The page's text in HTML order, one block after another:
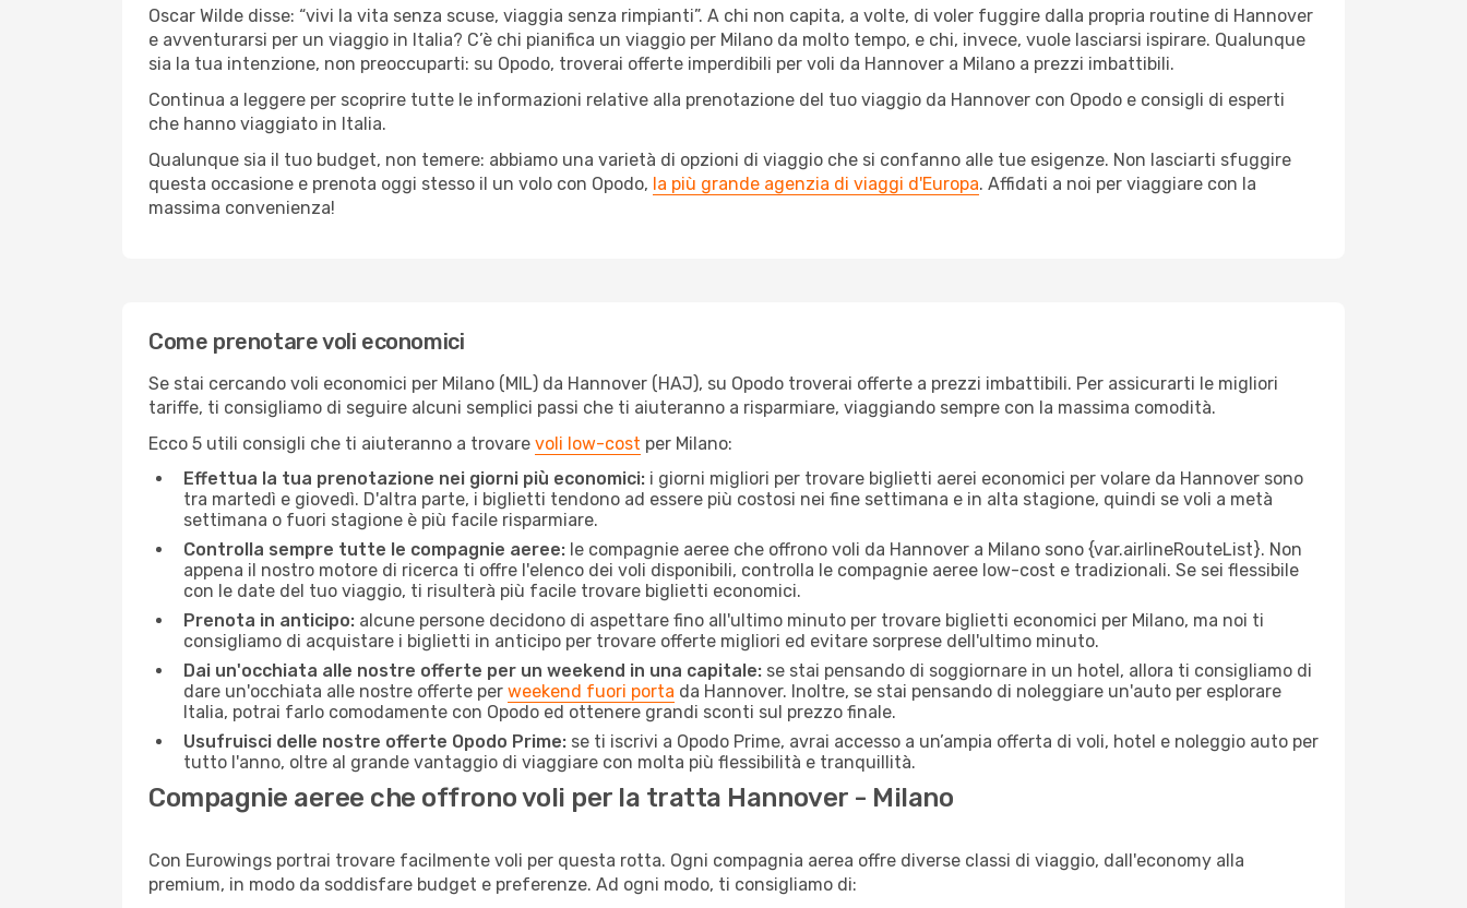
Oscar Wilde disse: “vivi la vita senza scuse, viaggia senza rimpianti”. A chi non capita, a volte, di voler fuggire dalla propria routine di Hannover
e avventurarsi per un viaggio in Italia? C’è chi pianifica un viaggio per Milano da molto tempo, e chi, invece, vuole lasciarsi ispirare. Qualunque
sia la tua intenzione, non preoccuparti: su Opodo, troverai offerte imperdibili per voli da Hannover a Milano a prezzi imbattibili.
Continua a leggere per scoprire tutte le informazioni relative alla prenotazione del tuo viaggio da Hannover con Opodo e consigli di esperti
che hanno viaggiato in Italia.
Qualunque sia il tuo budget, non temere: abbiamo una varietà di opzioni di viaggio che si confanno alle tue esigenze. Non lasciarti sfuggire
questa occasione e prenota oggi stesso il un volo con Opodo, la più grande agenzia di viaggi d'Europa. Affidati a noi per viaggiare con la
massima convenienza!
Come prenotare voli economici
Se stai cercando voli economici per Milano (MIL) da Hannover (HAJ), su Opodo troverai offerte a prezzi imbattibili. Per assicurarti le migliori
tariffe, ti consigliamo di seguire alcuni semplici passi che ti aiuteranno a risparmiare, viaggiando sempre con la massima comodità.
Ecco 5 utili consigli che ti aiuteranno a trovare voli low-cost per Milano:
Effettua la tua prenotazione nei giorni più economici: i giorni migliori per trovare biglietti aerei economici per volare da Hannover sono
tra martedì e giovedì. D'altra parte, i biglietti tendono ad essere più costosi nei fine settimana e in alta stagione, quindi se voli a metà
settimana o fuori stagione è più facile risparmiare.
Controlla sempre tutte le compagnie aeree: le compagnie aeree che offrono voli da Hannover a Milano sono {​var.airlineRouteList}. Non
appena il nostro motore di ricerca ti offre l'elenco dei voli disponibili, controlla le compagnie aeree low-cost e tradizionali. Se sei flessibile
con le date del tuo viaggio, ti risulterà più facile trovare biglietti economici.
Prenota in anticipo: alcune persone decidono di aspettare fino all'ultimo minuto per trovare biglietti economici per Milano, ma noi ti
consigliamo di acquistare i biglietti in anticipo per trovare offerte migliori ed evitare sorprese dell'ultimo minuto.
Dai un'occhiata alle nostre offerte per un weekend in una capitale: se stai pensando di soggiornare in un hotel, allora ti consigliamo di
dare un'occhiata alle nostre offerte per weekend fuori porta da Hannover. Inoltre, se stai pensando di noleggiare un'auto per esplorare
Italia, potrai farlo comodamente con Opodo ed ottenere grandi sconti sul prezzo finale.
Usufruisci delle nostre offerte Opodo Prime: se ti iscrivi a Opodo Prime, avrai accesso a un’ampia offerta di voli, hotel e noleggio auto per
tutto l'anno, oltre al grande vantaggio di viaggiare con molta più flessibilità e tranquillità.
Compagnie aeree che offrono voli per la tratta Hannover - Milano
Con Eurowings portrai trovare facilmente voli per questa rotta. Ogni compagnia aerea offre diverse classi di viaggio, dall'economy alla
premium, in modo da soddisfare budget e preferenze. Ad ogni modo, ti consigliamo di: